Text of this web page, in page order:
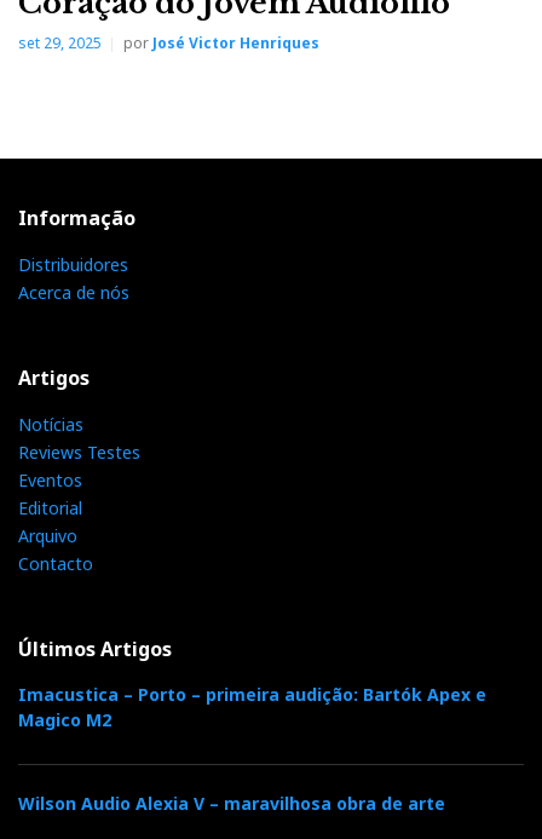
set 29, 2025 porJosé Victor Henriques
Informação
Distribuidores
Acerca de nós
Artigos
Notícias
Reviews Testes
Eventos
Editorial
Arquivo
Contacto
Últimos Artigos
Imacustica – Porto – primeira audição: Bartók Apex e
Magico M2
Wilson Audio Alexia V – maravilhosa obra de arte